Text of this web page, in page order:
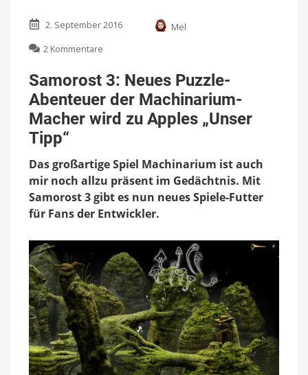
2. September 2016
Mel
2 Kommentare
3:
Neues
Puzzle-
Abenteuer
der
wird
zu
Apples
„Unser
Tipp“
Samorost 3: Neues Puzzle-
Abenteuer der Machinarium-
Macher wird zu Apples „Unser
Tipp“
Das großartige Spiel Machinarium ist auch
mir noch allzu präsent im Gedächtnis. Mit
Samorost 3 gibt es nun neues Spiele-Futter
für Fans der Entwickler.